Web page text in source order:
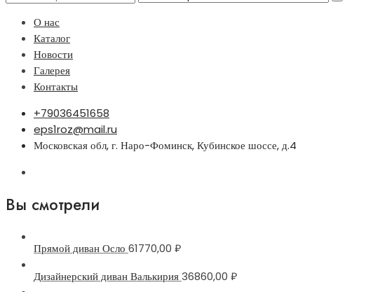
О нас
Каталог
Новости
Галерея
Контакты
+79036451658
eps1roz@mail.ru
Московская обл, г. Наро-Фоминск, Кубинское шоссе, д.4
Вы смотрели
Прямой диван Осло 61770,00 ₽
Дизайнерский диван Валькирия36860,00 ₽